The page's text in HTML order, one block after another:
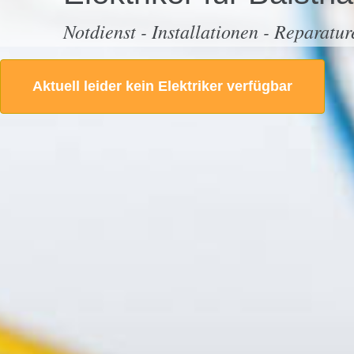
Notdienst - Installationen -
Aktuell leider kein Elektriker verfügbar